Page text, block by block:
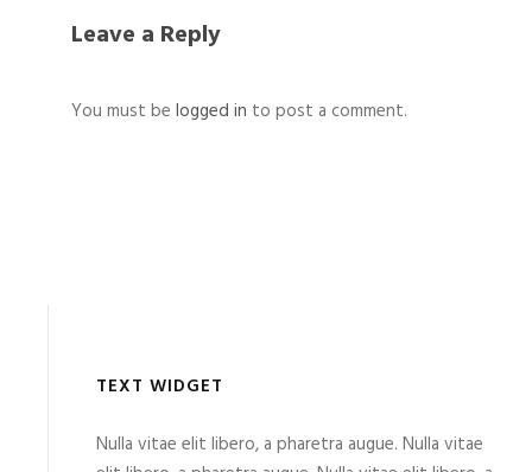
Leave a Reply
You must be logged in to post a comment.
TEXT WIDGET
Nulla vitae elit libero, a pharetra augue. Nulla vitae